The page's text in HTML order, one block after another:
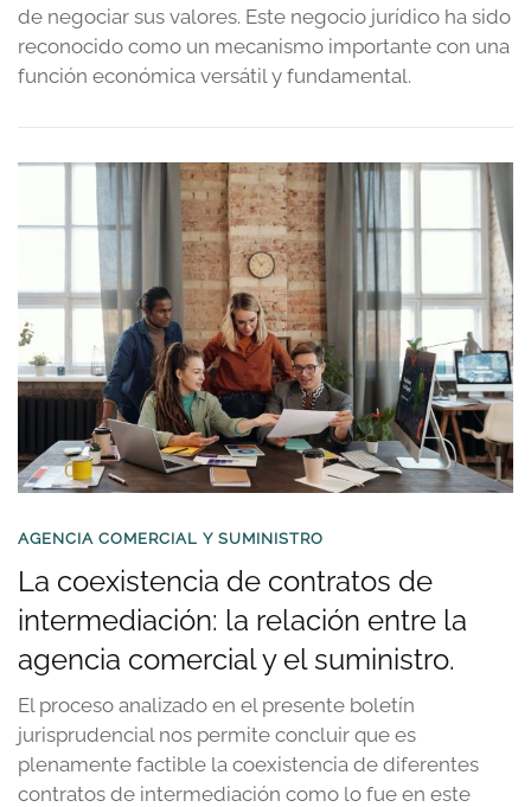
de negociar sus valores. Este negocio jurídico ha sido
reconocido como un mecanismo importante con una
funció￳n econó￳mica versátil y fundamental.
AGENCIA COMERCIAL Y SUMINISTRO
La coexistencia de contratos de
intermediación: la relación entre la
agencia comercial y el suministro.
El proceso analizado en el presente boletín
jurisprudencial nos permite concluir que es
plenamente factible la coexistencia de diferentes
contratos de intermediación como lo fue en este